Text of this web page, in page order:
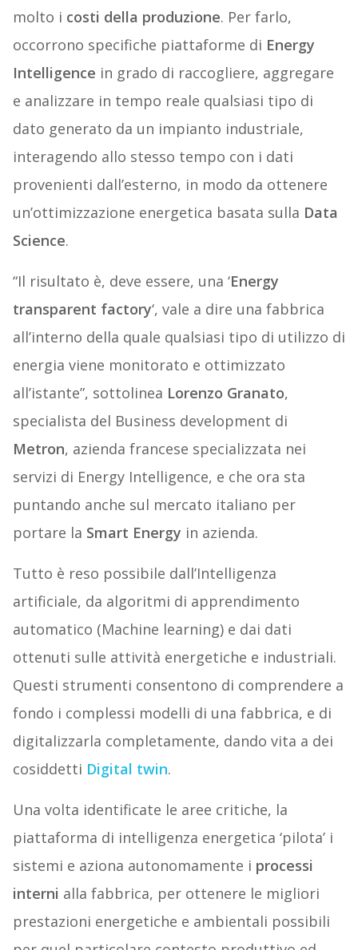
molto i costi della produzione. Per farlo,
occorrono specifiche piattaforme di Energy
Intelligence in grado di raccogliere, aggregare
e analizzare in tempo reale qualsiasi tipo di
dato generato da un impianto industriale,
interagendo allo stesso tempo con i dati
provenienti dall’esterno, in modo da ottenere
un’ottimizzazione energetica basata sulla Data
Science.
“Il risultato è, deve essere, una ‘Energy
transparent factory‘, vale a dire una fabbrica
all’interno della quale qualsiasi tipo di utilizzo di
energia viene monitorato e ottimizzato
all’istante”, sottolinea Lorenzo Granato,
specialista del Business development di
Metron, azienda francese specializzata nei
servizi di Energy Intelligence, e che ora sta
puntando anche sul mercato italiano per
portare la Smart Energy in azienda.
Tutto è reso possibile dall’Intelligenza
artificiale, da algoritmi di apprendimento
automatico (Machine learning) e dai dati
ottenuti sulle attività energetiche e industriali.
Questi strumenti consentono di comprendere a
fondo i complessi modelli di una fabbrica, e di
digitalizzarla completamente, dando vita a dei
cosiddetti Digital twin.
Una volta identificate le aree critiche, la
piattaforma di intelligenza energetica ‘pilota’ i
sistemi e aziona autonomamente i processi
interni alla fabbrica, per ottenere le migliori
prestazioni energetiche e ambientali possibili